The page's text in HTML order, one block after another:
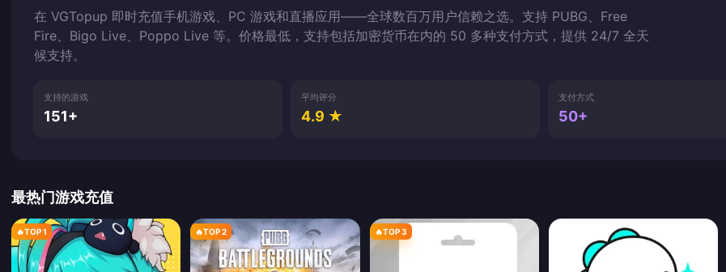
在 VGTopup 即时充值手机游戏、PC 游戏和直播应用——全球数百万用户信赖之选。支持 PUBG、Free
Fire、Bigo Live、Poppo Live 等。价格最低，支持包括加密货币在内的 50 多种支付方式，提供 24/7 全天
候支持。
支持的游戏
151+
平均评分
4.9 ★
支付方式
50+
最热门游戏充值
🔥TOP 1 🔥TOP 2 🔥TOP 3